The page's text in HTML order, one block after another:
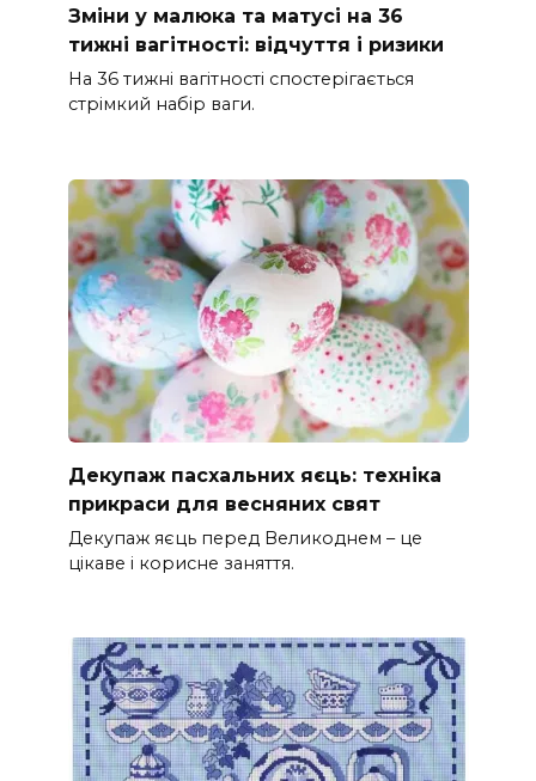
Зміни у малюка та матусі на 36
тижні вагітності: відчуття і ризики
На 36 тижні вагітності спостерігається
стрімкий набір ваги.
Декупаж пасхальних яєць: техніка
прикраси для весняних свят
Декупаж яєць перед Великоднем – це
цікаве і корисне заняття.